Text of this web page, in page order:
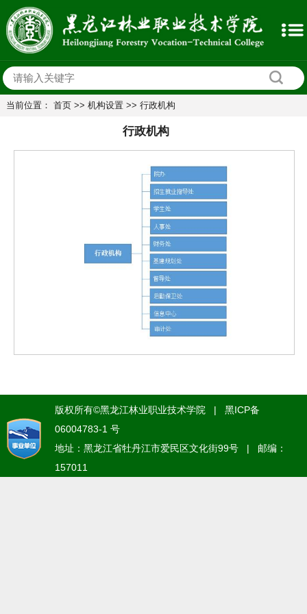
当前位置： 首页>> 机构设置>> 行政机构
行政机构
版权所有©黑龙江林业职业技术学院 | 黑ICP备
06004783-1 号
地址：黑龙江省牡丹江市爱民区文化街99号 | 邮编：
157011